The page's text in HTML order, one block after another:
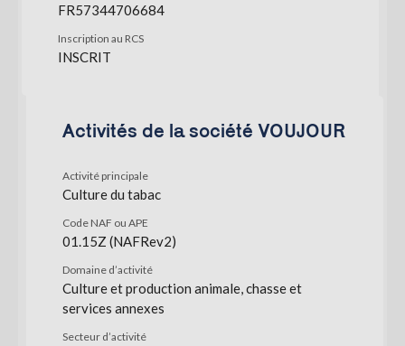
FR57344706684
Inscription au RCS
INSCRIT
Activités de la société VOUJOUR
Activité principale
Culture du tabac
Code NAF ou APE
01.15Z (NAFRev2)
Domaine d’activité
Culture et production animale, chasse et
services annexes
Secteur d’activité